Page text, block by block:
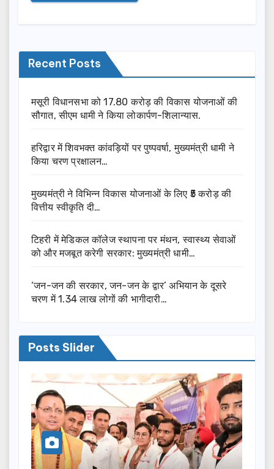
Recent Posts
मसूरी विधानसभा को 17.80 करोड़ की विकास योजनाओं की
सौगात, सीएम धामी ने किया लोकार्पण-शिलान्यास.
हरिद्वार में शिवभक्त कांवड़ियों पर पुष्पवर्षा, मुख्यमंत्री धामी ने
किया चरण प्रक्षालन…
मुख्यमंत्री ने विभिन्न विकास योजनाओं के लिए ₹5 करोड़ की
वित्तीय स्वीकृति दी…
टिहरी में मेडिकल कॉलेज स्थापना पर मंथन, स्वास्थ्य सेवाओं
को और मजबूत करेगी सरकार: मुख्यमंत्री धामी…
‘जन-जन की सरकार, जन-जन के द्वार’ अभियान के दूसरे
चरण में 1.34 लाख लोगों की भागीदारी…
Posts Slider